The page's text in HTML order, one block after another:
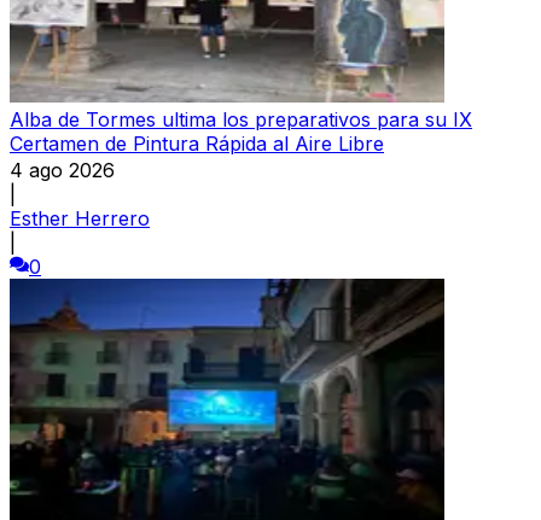
Alba de Tormes ultima los preparativos para su IX
Certamen de Pintura Rápida al Aire Libre
4 ago 2026
Esther Herrero
0